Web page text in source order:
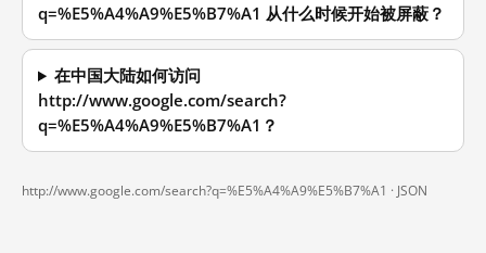
q=%E5%A4%A9%E5%B7%A1 从什么时候开始被屏蔽？
在中国大陆如何访问
http://www.google.com/search?
q=%E5%A4%A9%E5%B7%A1？
http://www.google.com/search?q=%E5%A4%A9%E5%B7%A1 · JSON